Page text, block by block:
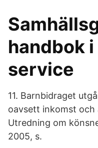
handbok
service
11. Barnbidraget
oavsett inkomst och
Utredning om
2005, s.